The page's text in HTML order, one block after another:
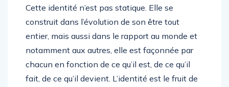
Cette identité n’est pas statique. Elle se
construit dans l’évolution de son être tout
entier, mais aussi dans le rapport au monde et
notamment aux autres, elle est façonnée par
chacun en fonction de ce qu’il est, de ce qu’il
fait, de ce qu’il devient. L’identité est le fruit de